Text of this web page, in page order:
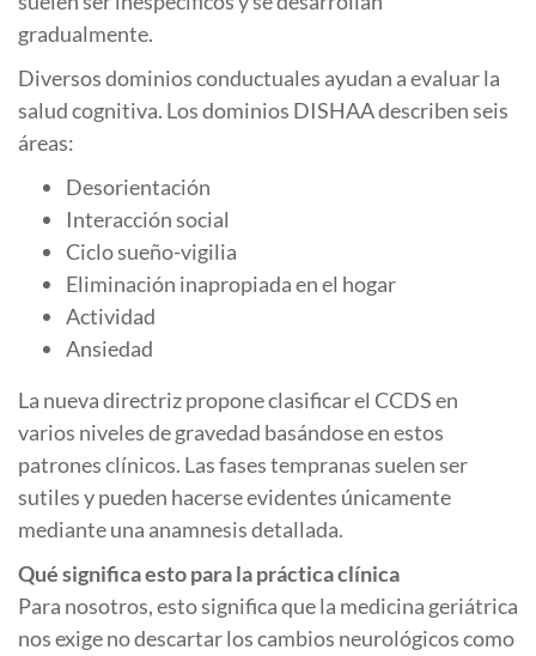
gradualmente.
Diversos dominios conductuales ayudan a evaluar la
salud cognitiva. Los dominios DISHAA describen seis
áreas:
Desorientación
Interacción social
Ciclo sueño-vigilia
Eliminación inapropiada en el hogar
Actividad
Ansiedad
La nueva directriz propone clasificar el CCDS en
varios niveles de gravedad basándose en estos
patrones clínicos. Las fases tempranas suelen ser
sutiles y pueden hacerse evidentes únicamente
mediante una anamnesis detallada.
Qué significa esto para la práctica clínica
Para nosotros, esto significa que la medicina geriátrica
nos exige no descartar los cambios neurológicos como